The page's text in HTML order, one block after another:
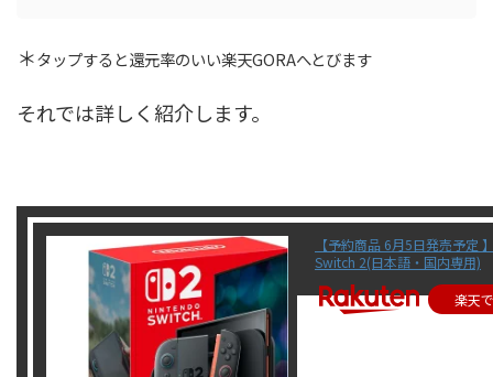
＊タップすると還元率のいい楽天GORAへとびます
それでは詳しく紹介します。
【予約商品 6月5日発売予定
Switch 2(日本語・国内専用)
楽天